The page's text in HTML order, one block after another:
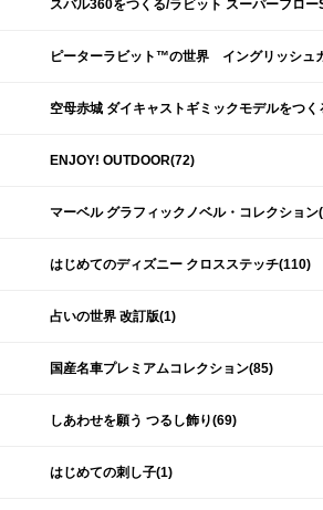
スバル360をつくる/ラビット スーパーフロ
ピーターラビット™の世界 イングリッシュ
空母赤城 ダイキャストギミックモデルをつく
ENJOY! OUTDOOR(72)
マーベル グラフィックノベル・コレクション
はじめてのディズニー クロスステッチ(110)
占いの世界 改訂版(1)
国産名車プレミアムコレクション(85)
しあわせを願う つるし飾り(69)
はじめての刺し子(1)